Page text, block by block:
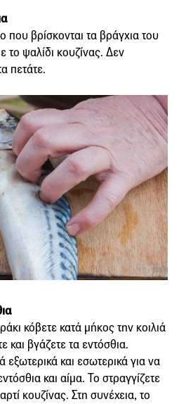
που βρίσκονται τα βράγχια του
το ψαλίδι κουζίνας. Δεν
πετάτε.
κόβετε κατά μήκος την κοιλιά
και βγάζετε τα εντόσθια.
εξωτερικά και εσωτερικά για να
και αίμα. Το στραγγίζετε
κουζίνας. Στη συνέχεια, το